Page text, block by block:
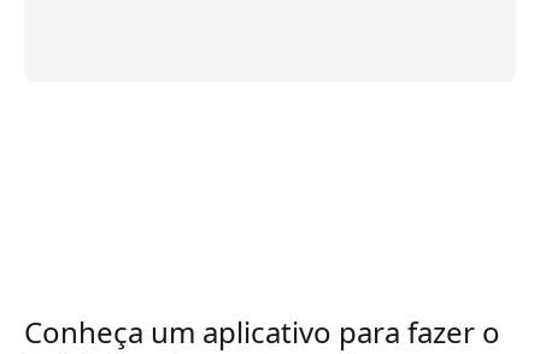
Conheça um aplicativo para fazer o